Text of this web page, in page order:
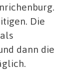
Die
dann die